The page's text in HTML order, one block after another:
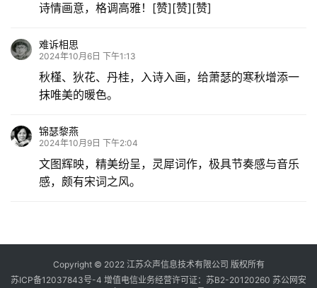
诗情画意，格调高雅！[赞][赞][赞]
难诉相思
2024年10月6日 下午1:13
秋槿、狄花、丹桂，入诗入画，给萧瑟的寒秋增添一
抹唯美的暖色。
锦瑟黎燕
2024年10月9日 下午2:04
文图辉映，精美纷呈，灵犀词作，极具节奏感与音乐
感，颇有宋词之风。
Copyright © 2022 江苏众声信息技术有限公司 版权所有
苏ICP备12037843号-4 增值电信业务经营许可证：苏B2-20120260 苏公网安